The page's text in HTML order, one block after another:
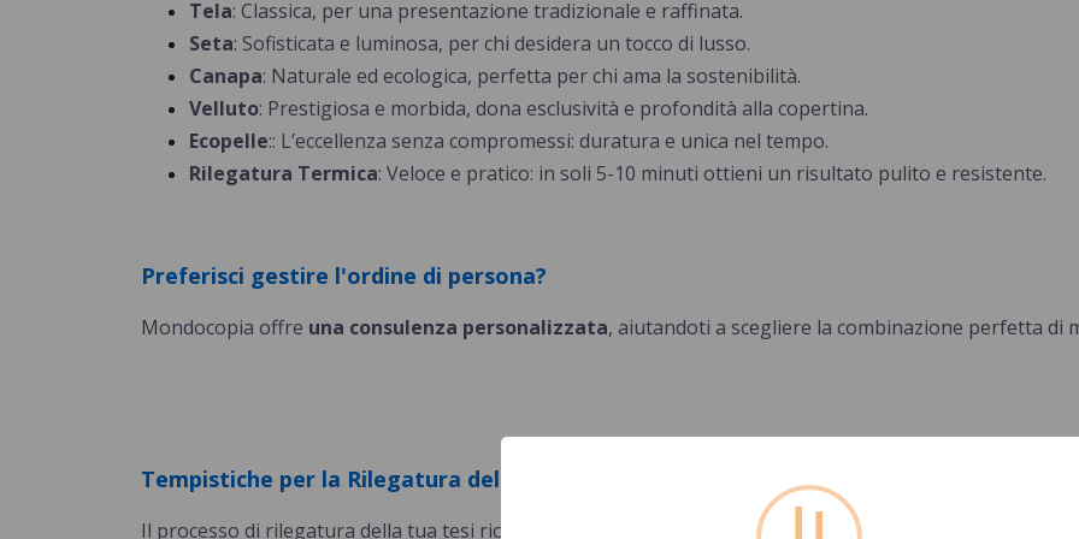
Tela: Classica, per una presentazione tradizionale e raffinata.
Seta: Sofisticata e luminosa, per chi desidera un tocco di lusso.
Canapa: Naturale ed ecologica, perfetta per chi ama la sostenibilità.
Velluto: Prestigiosa e morbida, dona esclusività e profondità alla copertina.
Ecopelle:: L’eccellenza senza compromessi: duratura e unica nel tempo.
Rilegatura Termica: Veloce e pratico: in soli 5-10 minuti ottieni un risultato pulito e resistente.
Preferisci gestire l'ordine di persona?
Mondocopia offre una consulenza personalizzata, aiutandoti a scegliere la combinazione perfetta di
Tempistiche per la Rilegatura della Tesi
Il processo di rilegatura della tua tesi richiede ni lavorativi.Dal unedì
, escluse le